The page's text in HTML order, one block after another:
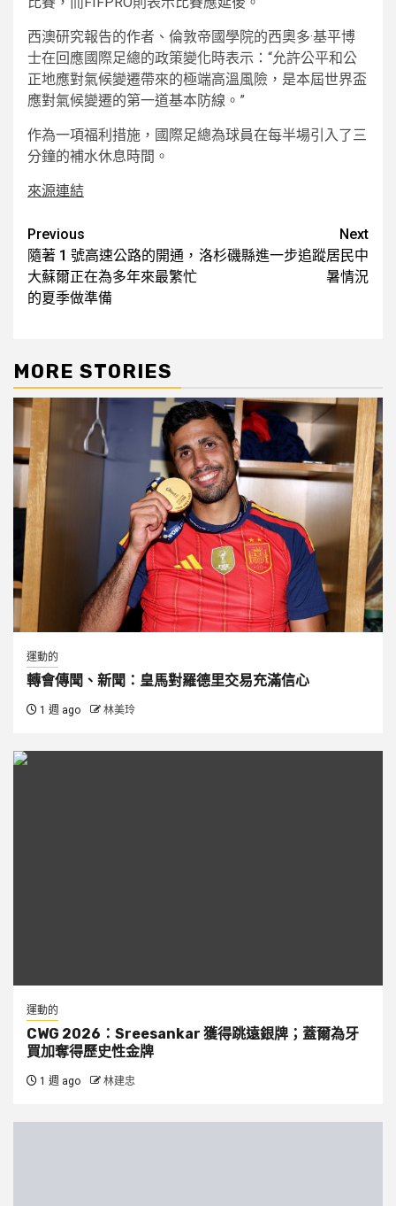
西澳研究報告的作者、倫敦帝國學院的西奧多·基平博
士在回應國際足總的政策變化時表示：“允許公平和公
正地應對氣候變遷帶來的極端高溫風險，是本屆世界盃
應對氣候變遷的第一道基本防線。”
作為一項福利措施，國際足總為球員在每半場引入了三
分鐘的補水休息時間。
來源連結
Post
navigation
Previous
隨著 1 號高速公路的開通，
大蘇爾正在為多年來最繁忙
的夏季做準備
Next
洛杉磯縣進一步追蹤居民中
暑情況
MORE STORIES
運動的
轉會傳聞、新聞：皇馬對羅德里交易充滿信心
1 週 ago 林美玲
運動的
CWG 2026：Sreesankar 獲得跳遠銀牌；蓋爾為牙
買加奪得歷史性金牌
1 週 ago 林建忠